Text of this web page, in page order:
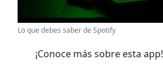
Lo que debes saber de Spotify
¡Conoce más sobre esta app!